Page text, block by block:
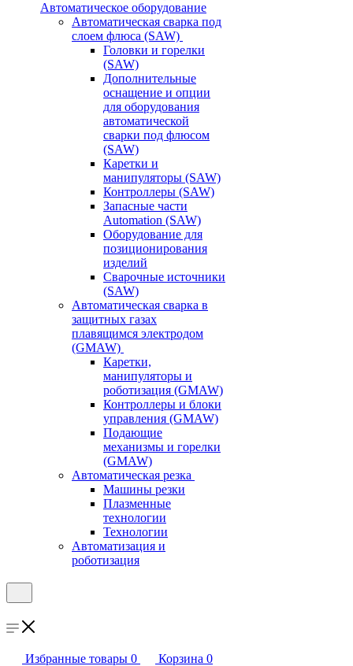
Автоматическое оборудование
Автоматическая сварка под
слоем флюса (SAW)
Головки и горелки
(SAW)
Дополнительные
оснащение и опции
для оборудования
автоматической
сварки под флюсом
(SAW)
Каретки и
манипуляторы (SAW)
Контроллеры (SAW)
Запасные части
Automation (SAW)
Оборудование для
позиционирования
изделий
Сварочные источники
(SAW)
Автоматическая сварка в
защитных газах
плавящимся электродом
(GMAW)
Каретки,
манипуляторы и
роботизация (GMAW)
Контроллеры и блоки
управления (GMAW)
Подающие
механизмы и горелки
(GMAW)
Автоматическая резка
Машины резки
Плазменные
технологии
Технологии
Автоматизация и
роботизация
Избранные товары 0 Корзина 0